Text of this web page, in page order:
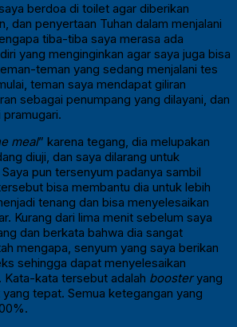
berdoa di toilet agar diberikan
dan penyertaan Tuhan dalam menjalani
tiba-tiba saya merasa ada
yang menginginkan agar saya juga bisa
teman yang sedang menjalani tes
teman saya mendapat giliran
sebagai penumpang yang dilayani, dan
meal” karena tegang, dia melupakan
diuji, dan saya dilarang untuk
pun tersenyum padanya sambil
bisa membantu dia untuk lebih
tenang dan bisa menyelesaikan
Kurang dari lima menit sebelum saya
dan berkata bahwa dia sangat
mengapa, senyum yang saya berikan
sehingga dapat menyelesaikan
Kata-kata tersebut adalah boosteryang
tepat. Semua ketegangan yang